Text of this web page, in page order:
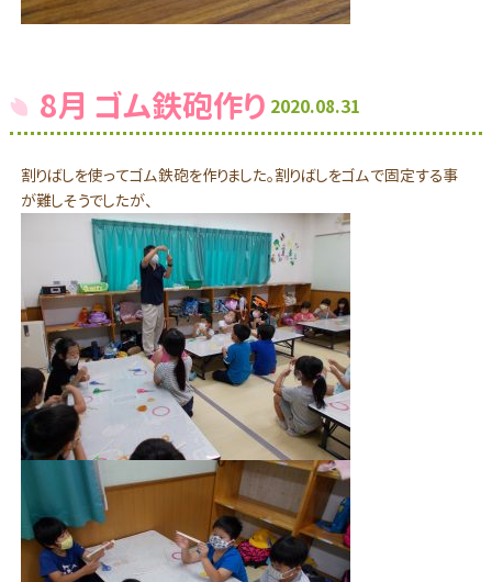
8月 ゴム鉄砲作り 2020.08.31
割りばしを使ってゴム鉄砲を作りました。割りばしをゴムで固定する事
が難しそうでしたが、